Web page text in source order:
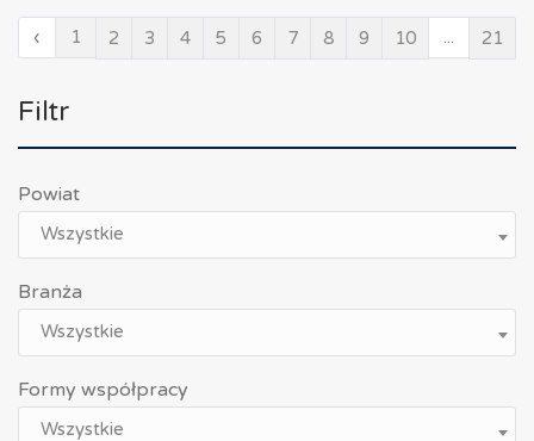
‹ 1 2 3 4 5 6 7 8 9 10 ... 21
Filtr
Powiat
Wszystkie
Branża
Wszystkie
Formy współpracy
Wszystkie